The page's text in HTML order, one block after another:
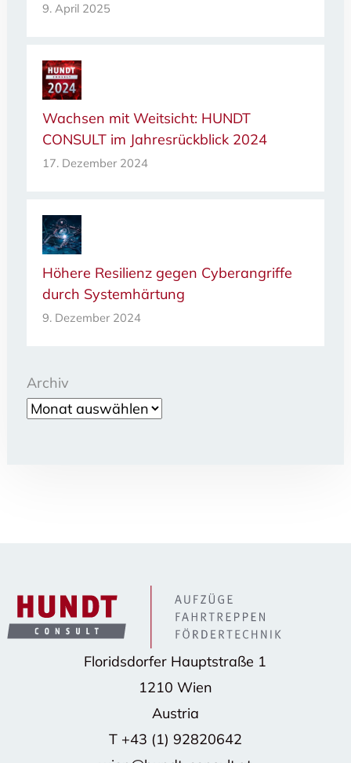
9. April 2025
Wachsen mit Weitsicht: HUNDT
CONSULT im Jahresrückblick 2024
17. Dezember 2024
Höhere Resilienz gegen Cyberangriffe
durch Systemhärtung
9. Dezember 2024
Archiv
Floridsdorfer Hauptstraße 1
1210 Wien
Austria
T +43 (1) 92820642